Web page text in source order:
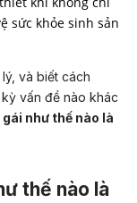
sức khỏe sinh sản
và biết cách
vấn đề nào khác
gái như thế nào là
thế nào là